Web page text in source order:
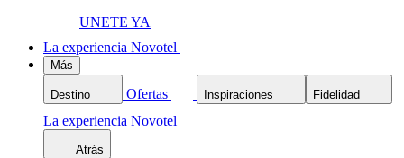
UNETE YA
La experiencia Novotel
Más
Destino Ofertas Inspiraciones Fidelidad
La experiencia Novotel
Atrás